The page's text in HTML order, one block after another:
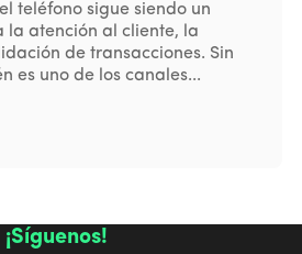
teléfono sigue siendo un
la atención al cliente, la
de transacciones. Sin
es uno de los canales...
¡Síguenos!